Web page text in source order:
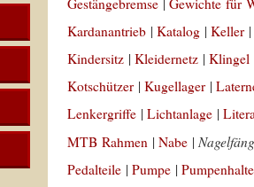
Gestängebremse |Gewichte für
Kardanantrieb |Katalog |Keller
Kindersitz |Kleidernetz |Klingel
Kotschützer |Kugellager |
Lenkergriffe |Lichtanlage |
MTB Rahmen |Nabe |
Pedalteile |Pumpe |